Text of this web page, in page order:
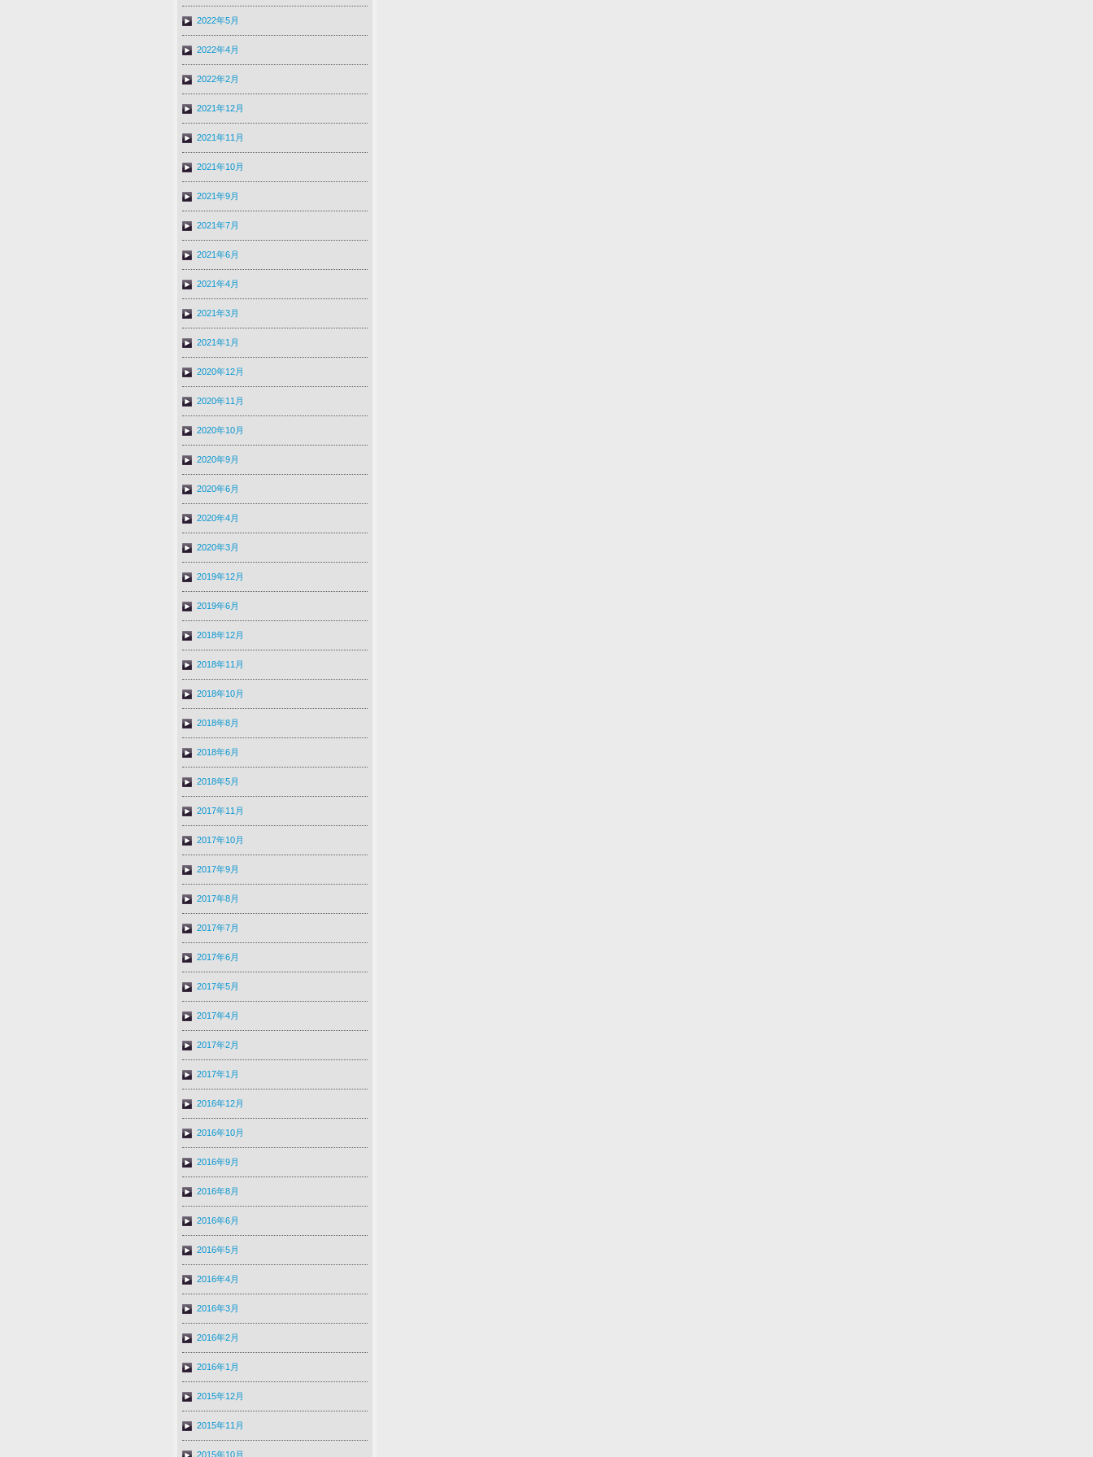
2022年5月
2022年4月
2022年2月
2021年12月
2021年11月
2021年10月
2021年9月
2021年7月
2021年6月
2021年4月
2021年3月
2021年1月
2020年12月
2020年11月
2020年10月
2020年9月
2020年6月
2020年4月
2020年3月
2019年12月
2019年6月
2018年12月
2018年11月
2018年10月
2018年8月
2018年6月
2018年5月
2017年11月
2017年10月
2017年9月
2017年8月
2017年7月
2017年6月
2017年5月
2017年4月
2017年2月
2017年1月
2016年12月
2016年10月
2016年9月
2016年8月
2016年6月
2016年5月
2016年4月
2016年3月
2016年2月
2016年1月
2015年12月
2015年11月
2015年10月